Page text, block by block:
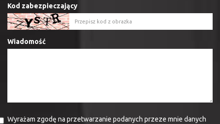
Kod zabezpieczający
Wiadomość
Wyrażam zgodę na przetwarzanie podanych przeze mnie danych